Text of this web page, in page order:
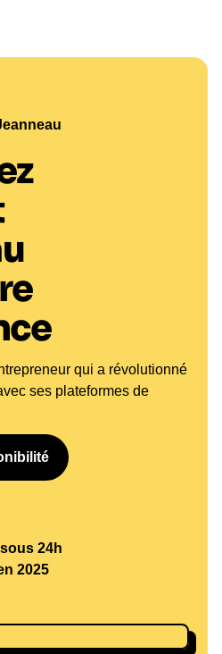
qui a révolutionné
ses plateformes de
24h
2025